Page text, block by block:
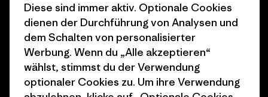
1% For The Planet
Wie wir finanzieren
Geschenkgutscheine
Stores in deiner
Industry program
Affiliate-Programm
Patagonia Deutschland
Seitenverzeichnis
Diese sind immer aktiv. Optionale Cookies
dienen der Durchführung von Analysen und
dem Schalten von personalisierter
Werbung. Wenn du „Alle akzeptieren“
wählst, stimmst du der Verwendung
optionaler Cookies zu. Um ihre Verwendung